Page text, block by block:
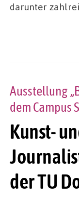
darunter
Kunst-
der TU
Ausstellung
dem Campus